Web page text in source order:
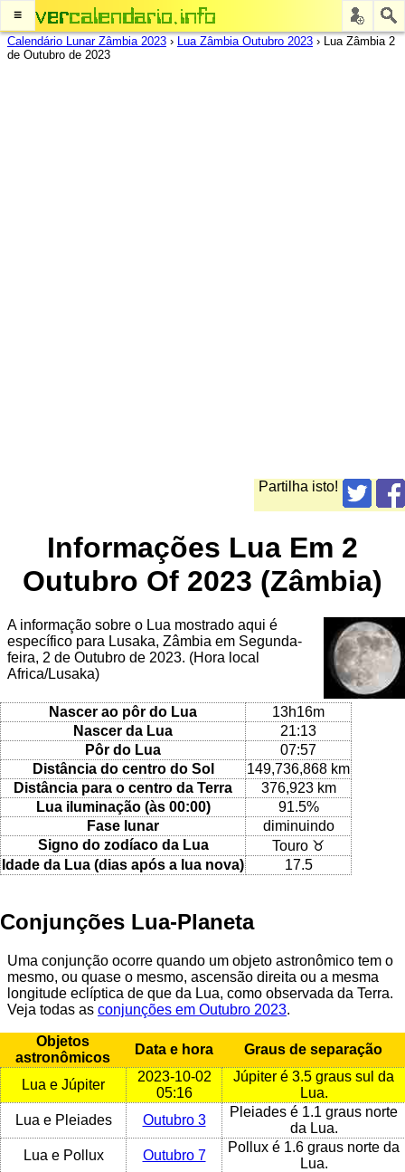
≡
Calendário Lunar Zâmbia 2023 › Lua Zâmbia Outubro 2023 › Lua Zâmbia 2
de Outubro de 2023
Partilha isto!
Informações Lua Em 2
Outubro Of 2023 (Zâmbia)
A informação sobre o Lua mostrado aqui é
específico para Lusaka, Zâmbia em Segunda-
feira, 2 de Outubro de 2023. (Hora local
Africa/Lusaka)
Nascer ao pôr do Lua
13h16m
Nascer da Lua
21:13
Pôr do Lua
07:57
Distância do centro do Sol
149,736,868 km
Distância para o centro da Terra
376,923 km
Lua iluminação (às 00:00)
91.5%
Fase lunar
diminuindo
Signo do zodíaco da Lua
Touro ♉
Idade da Lua (dias após a lua nova)
17.5
Conjunções Lua-Planeta
Uma conjunção ocorre quando um objeto astronômico tem o
mesmo, ou quase o mesmo, ascensão direita ou a mesma
longitude eclíptica de que da Lua, como observada da Terra.
Veja todas as conjunções em Outubro 2023.
Objetos
astronômicos
Data e hora Graus de separação
Lua e Júpiter
2023-10-02
05:16
Júpiter é 3.5 graus sul da
Lua.
Lua e Pleiades
Outubro 3
Pleiades é 1.1 graus norte
da Lua.
Lua e Pollux
Outubro 7
Pollux é 1.6 graus norte da
Lua.